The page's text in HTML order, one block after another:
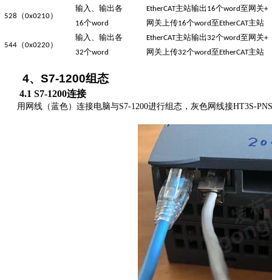
528 （0x0210）
输入、输出各
16个word
EtherCAT主站输出 16个word至网关+
网关上传16个word至EtherCAT主站
544 （0x0220）
输入、输出各
32个word
EtherCAT主站输出32个word至网关+
网关上传32个word至EtherCAT主站
4、 S7-1200组态
4.1 S7-1200连接
用网线（蓝色）连接电脑与S7-1200进行组态，灰色网线接HT3S-